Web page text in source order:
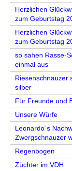
Herzlichen
zum Geburtstag
Herzlichen
zum Geburtstag
so sahen Rasse-
einmal aus
Riesenschnauzer
silber
Für Freunde und
Unsere Würfe
Leonardo´s
Zwergschnauzer
Regenbogen
Züchter im VDH